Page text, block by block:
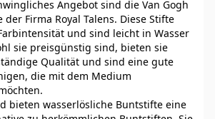
Angebot sind die Van Gogh
Firma Royal Talens. Diese Stifte
und sind leicht in Wasser
sie preisgünstig sind, bieten sie
Qualität und sind eine gute
die mit dem Medium
bieten wasserlösliche Buntstifte eine